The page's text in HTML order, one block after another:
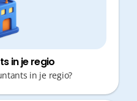
te houden en te
lichten we enkele
in je regio
in je regio?